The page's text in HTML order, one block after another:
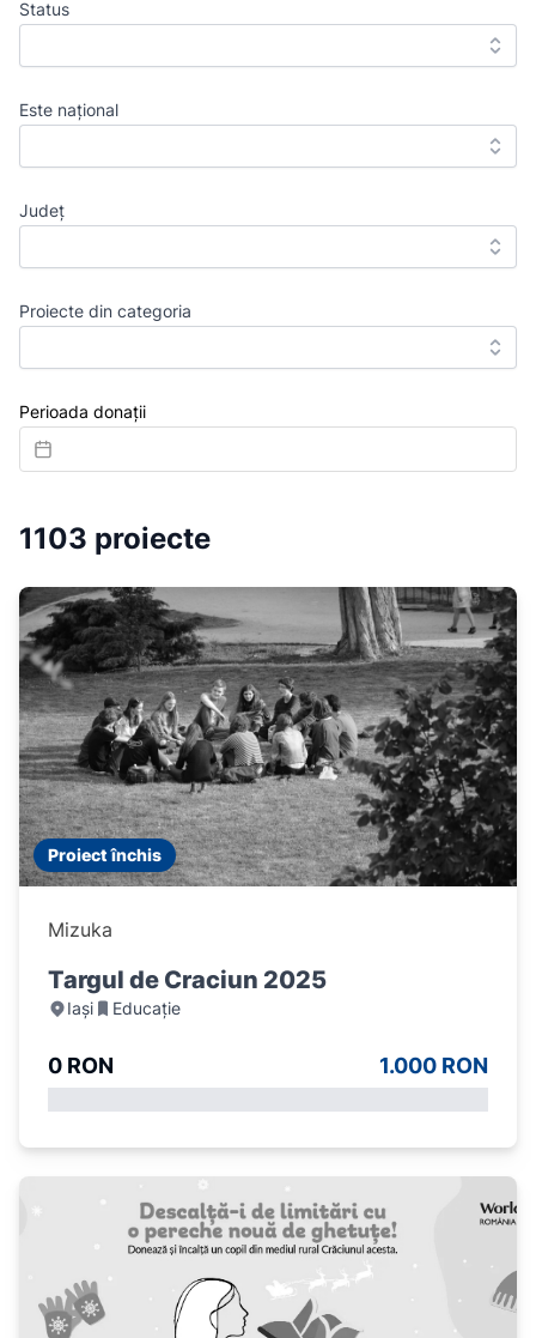
Status
Este național
Județ
Proiecte din categoria
Perioada donații
1103 proiecte
Proiect închis
Mizuka
Targul de Craciun 2025
Iași Educație
0 RON 1.000 RON